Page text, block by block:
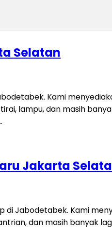
Selatan
Kami
lampu, dan masih
Jakarta
Jabodetabek. Kami
dan masih banyak